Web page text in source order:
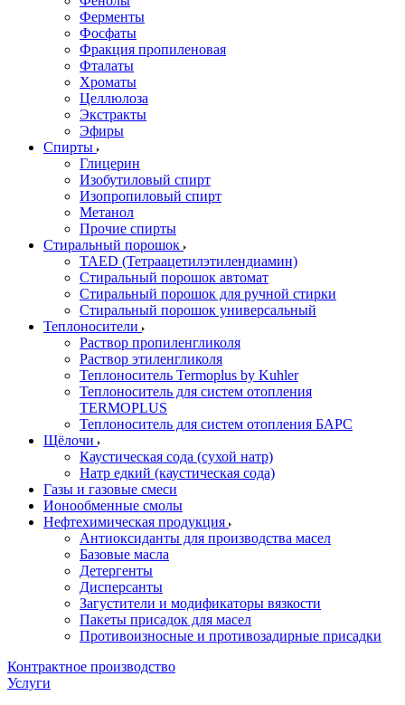
Ферменты
Фосфаты
Фракция пропиленовая
Фталаты
Хроматы
Целлюлоза
Экстракты
Эфиры
Спирты
Глицерин
Изобутиловый спирт
Изопропиловый спирт
Метанол
Прочие спирты
Стиральный порошок
TAED (Тетраацетилэтилендиамин)
Стиральный порошок автомат
Стиральный порошок для ручной стирки
Стиральный порошок универсальный
Теплоносители
Раствор пропиленгликоля
Раствор этиленгликоля
Теплоноситель Termoplus by Kuhler
Теплоноситель для систем отопления
TERMOPLUS
Теплоноситель для систем отопления БАРС
Щёлочи
Каустическая сода (сухой натр)
Натр едкий (каустическая сода)
Газы и газовые смеси
Ионообменные смолы
Нефтехимическая продукция
Антиоксиданты для производства масел
Базовые масла
Детергенты
Дисперсанты
Загустители и модификаторы вязкости
Пакеты присадок для масел
Противоизносные и противозадирные присадки
Контрактное производство
Услуги